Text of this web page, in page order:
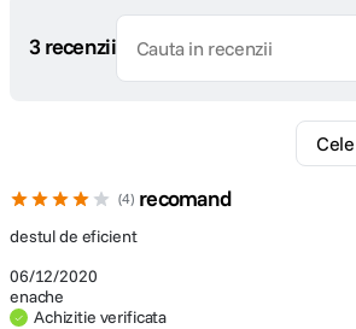
3 recenzii
4 recomand
06/12/2020
enache
Achizitie verificata
destul de eficient